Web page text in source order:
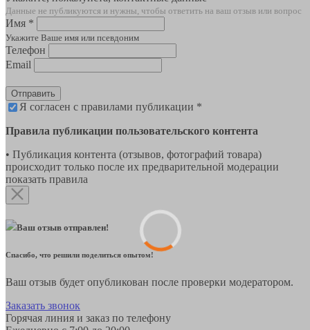
Данные не публикуются и нужны, чтобы ответить на ваш отзыв или вопрос
Имя *
Укажите Ваше имя или псевдоним
Телефон
Email
Отправить
Я согласен с правилами публикации *
Правила публикации пользовательского контента
• Публикация контента (отзывов, фотографий товара)
происходит только после их предварительной модерации
показать правила
Ваш отзыв отправлен!
Спасибо, что решили поделиться опытом!
Ваш отзыв будет опубликован после проверки модератором.
Заказать звонок
Горячая линия и заказ по телефону